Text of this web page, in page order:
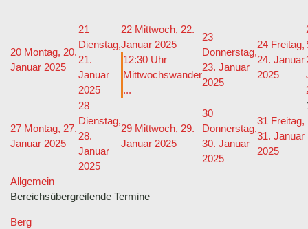
20 Montag, 20.
Januar 2025
21
Dienstag,
21.
Januar
2025
22 Mittwoch, 22.
Januar 2025
12:30 Uhr
Mittwochswander
...
23
Donnerstag,
23. Januar
2025
24 Freitag,
24. Januar
2025
27 Montag, 27.
Januar 2025
28
Dienstag,
28.
Januar
2025
29 Mittwoch, 29.
Januar 2025
30
Donnerstag,
30. Januar
2025
31 Freitag,
31. Januar
2025
Allgemein
Bereichsübergreifende Termine
Berg